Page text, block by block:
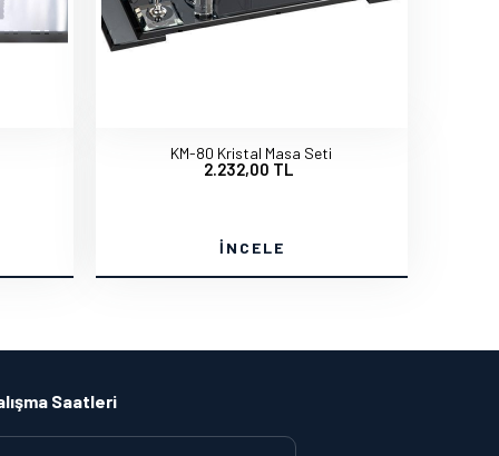
KM-80 Kristal Masa Seti
2.232,00 TL
İNCELE
Saatleri